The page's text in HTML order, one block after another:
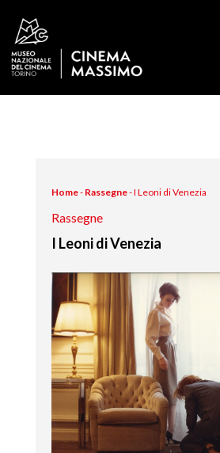
Home- Rassegne-I Leoni di Venezia
Rassegne
I Leoni di Venezia